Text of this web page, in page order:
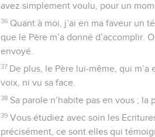
avez simplement voulu, pour un
36 Quant à moi, j’ai en ma faveur un
que le Père m’a donné d’accomplir.
envoyé.
37 De plus, le Père lui-même, qui
voix, ni vu sa face.
38 Sa parole n’habite pas en vous ; la
39 Vous étudiez avec soin les
précisément, ce sont elles qui